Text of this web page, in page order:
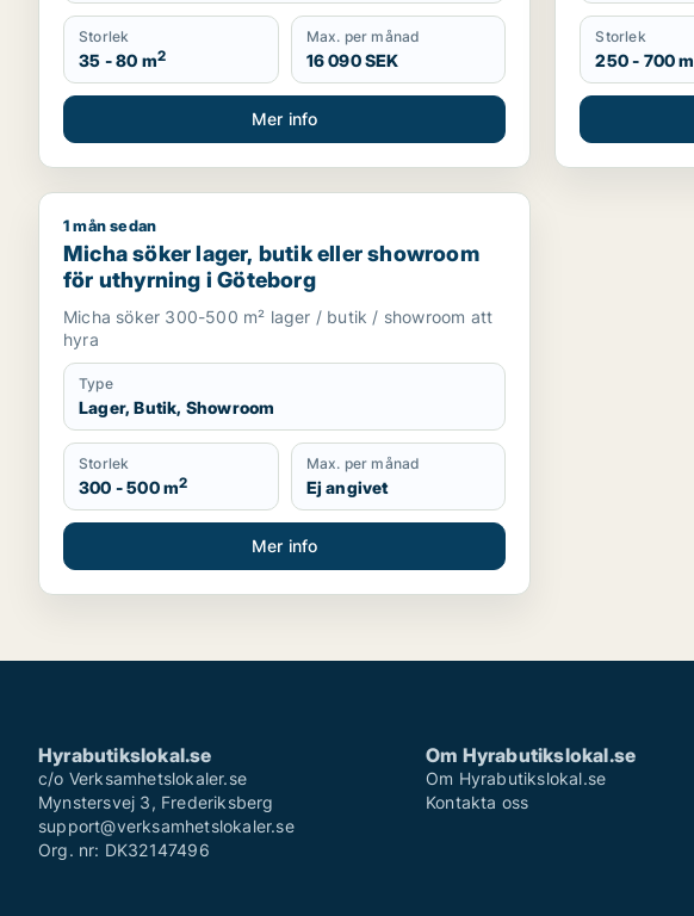
Storlek
35 - 80 m2
Max. per månad
16 090 SEK
Mer info
Storlek
250 - 700 m
Micha söker lager, butik eller showroom för uthyrning i Göteborg
1 mån sedan
Micha söker lager, butik eller showroom
för uthyrning i Göteborg
Micha söker 300-500 m² lager / butik / showroom att
hyra
Type
Lager, Butik, Showroom
Storlek
300 - 500 m2
Max. per månad
Ej angivet
Mer info
Hyrabutikslokal.se
c/o Verksamhetslokaler.se
Mynstersvej 3, Frederiksberg
support@verksamhetslokaler.se
Org. nr: DK32147496
Om Hyrabutikslokal.se
Om Hyrabutikslokal.se
Kontakta oss